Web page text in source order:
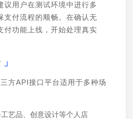
议用户在测试环境中进行多
支付流程的顺畅。在确认无
付功能上线，开始处理真实
方API接口平台适用于多种场
工艺品、创意设计等个人店